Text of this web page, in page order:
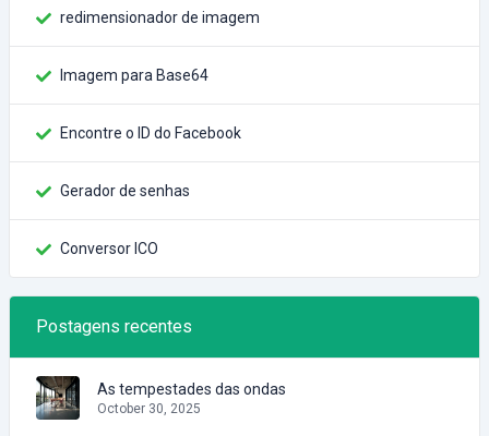
redimensionador de imagem
Imagem para Base64
Encontre o ID do Facebook
Gerador de senhas
Conversor ICO
Postagens recentes
As tempestades das ondas
October 30, 2025